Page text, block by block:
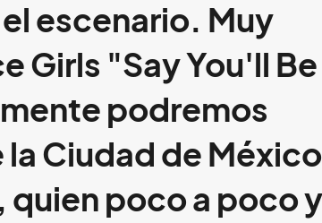
escenario. Muy
Girls "Say You'll Be
podremos
Ciudad de
, quien poco a poco y